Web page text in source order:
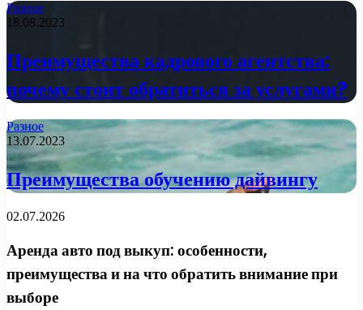
Разное
18.08.2023
Преимущества кадрового агентства:
почему стоит обратиться за услугами?
Разное
13.07.2023
Преимущества обучению дайвингу
02.07.2026
Аренда авто под выкуп: особенности,
преимущества и на что обратить внимание при
выборе